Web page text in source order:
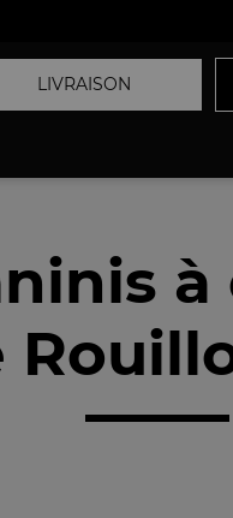
LIVRAISON